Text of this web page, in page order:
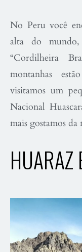
No Peru você
alta do mundo,
“Cordilheira
montanhas
visitamos um
Nacional
mais gostamos da
HUARAZ